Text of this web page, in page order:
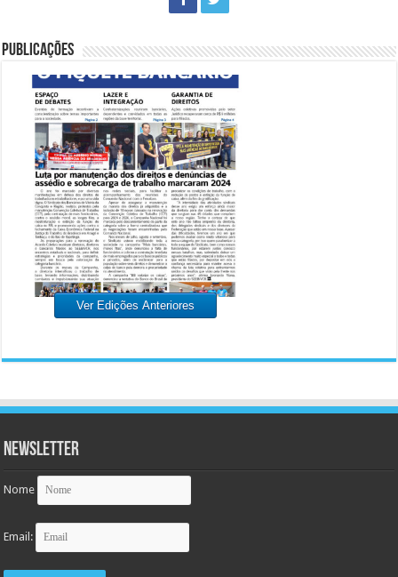
PUBLICAÇÕES
Ver Edições Anteriores
Newsletter
Nome
Email: